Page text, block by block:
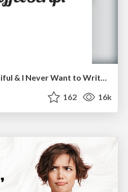
CoffeeScript is Beautiful & I Never Want to Write Plain JavaScript Again
162 16k